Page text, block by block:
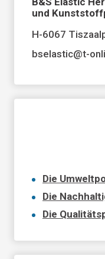
und
H-6067
bselastic@t-
Die
Die
Die